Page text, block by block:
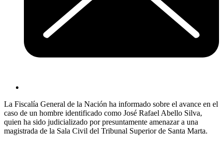
La Fiscalía General de la Nación ha informado sobre el avance en el
caso de un hombre identificado como José Rafael Abello Silva,
quien ha sido judicializado por presuntamente amenazar a una
magistrada de la Sala Civil del Tribunal Superior de Santa Marta.